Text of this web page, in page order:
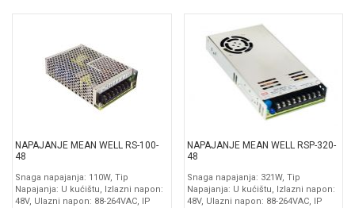
NAPAJANJE MEAN WELL RS-100-
48
Snaga napajanja: 110W, Tip
Napajanja: U kućištu, Izlazni napon:
48V, Ulazni napon: 88-264VAC, IP
NAPAJANJE MEAN WELL RSP-320-
48
Snaga napajanja: 321W, Tip
Napajanja: U kućištu, Izlazni napon:
48V, Ulazni napon: 88-264VAC, IP